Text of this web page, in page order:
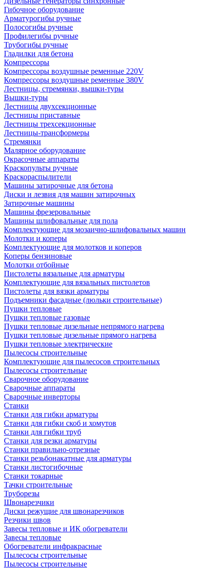
Гибочное оборудование
Арматурогибы ручные
Полосогибы ручные
Профилегибы ручные
Трубогибы ручные
Гладилки для бетона
Компрессоры
Компрессоры воздушные ременные 220V
Компрессоры воздушные ременные 380V
Лестницы, стремянки, вышки-туры
Вышки-туры
Лестницы двухсекционные
Лестницы приставные
Лестницы трехсекционные
Лестницы-трансформеры
Стремянки
Малярное оборудование
Окрасочные аппараты
Краскопульты ручные
Краскораспылители
Машины затирочные для бетона
Диски и лезвия для машин затирочных
Затирочные машины
Машины фрезеровальные
Машины шлифовальные для пола
Комплектующие для мозаично-шлифовальных машин
Молотки и коперы
Комплектующие для молотков и коперов
Коперы бензиновые
Молотки отбойные
Пистолеты вязальные для арматуры
Комплектующие для вязальных пистолетов
Пистолеты для вязки арматуры
Подъемники фасадные (люльки строительные)
Пушки тепловые
Пушки тепловые газовые
Пушки тепловые дизельные непрямого нагрева
Пушки тепловые дизельные прямого нагрева
Пушки тепловые электрические
Пылесосы строительные
Комплектующие для пылесосов строительных
Пылесосы строительные
Сварочное оборудование
Сварочные аппараты
Сварочные инверторы
Станки
Станки для гибки арматуры
Станки для гибки скоб и хомутов
Станки для гибки труб
Станки для резки арматуры
Станки правильно-отрезные
Станки резьбонакатные для арматуры
Станки листогибочные
Станки токарные
Тачки строительные
Труборезы
Швонарезчики
Диски режущие для швонарезчиков
Резчики швов
Завесы тепловые и ИК обогреватели
Завесы тепловые
Обогреватели инфракрасные
Пылесосы строительные
Пылесосы строительные